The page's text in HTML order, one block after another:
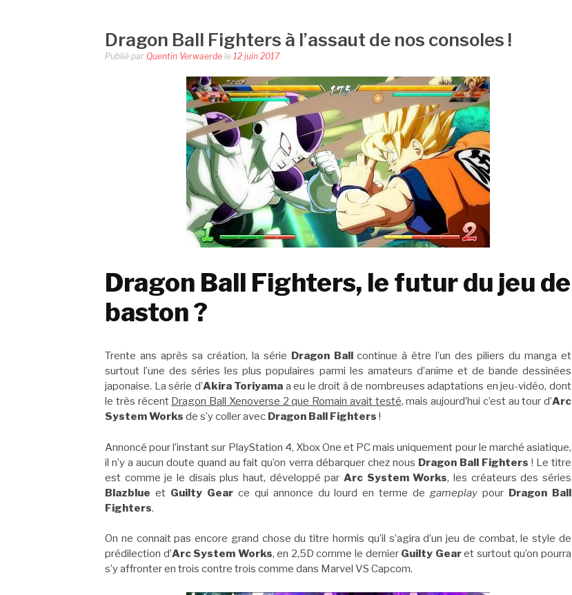
Dragon Ball Fighters à l’assaut de nos consoles !
Publié par Quentin Verwaerde le 12 juin 2017
Dragon Ball Fighters, le futur du jeu de
baston ?
Trente ans après sa création, la série Dragon Ballcontinue à être l’un des piliers du manga et
surtout l’une des séries les plus populaires parmi les amateurs d’anime et de bande dessinées
japonaise. La série d’Akira Toriyama a eu le droit à de nombreuses adaptations en jeu-vidéo, dont
le très récent Dragon Ball Xenoverse 2 que Romain avait testé, mais aujourd’hui c’est au tour d’Arc
System Works de s’y coller avec Dragon Ball Fighters !
Annoncé pour l’instant sur PlayStation 4, Xbox One et PC mais uniquement pour le marché asiatique,
il n’y a aucun doute quand au fait qu’on verra débarquer chez nous Dragon Ball Fighters ! Le titre
est comme je le disais plus haut, développé par Arc System Works, les créateurs des séries
Blazblue et Guilty Gearce qui annonce du lourd en terme degameplay pour Dragon Ball
Fighters.
On ne connait pas encore grand chose du titre hormis qu’il s’agira d’un jeu de combat, le style de
prédilection d’Arc System Works, en 2,5D comme le dernier Guilty Gearet surtout qu’on pourra
s’y affronter en trois contre trois comme dans Marvel VS Capcom.